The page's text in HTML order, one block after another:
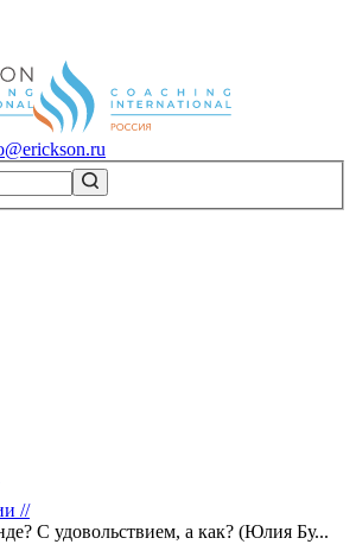
//
С удовольствием, а как? (Юлия Бу...